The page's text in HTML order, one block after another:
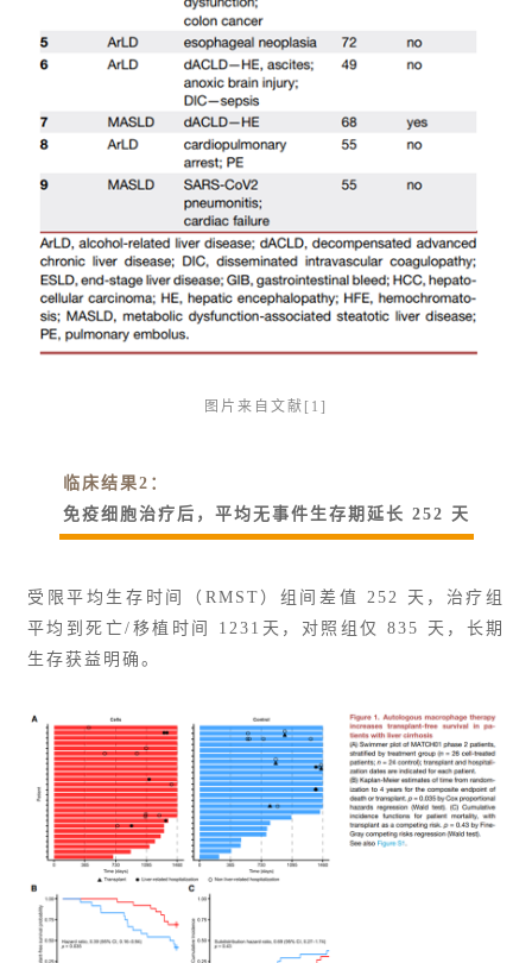
图片来自文献[1]
临床结果2：
免疫细胞治疗后，平均无事件生存期延长 252 天
受限平均生存时间（RMST）组间差值 252 天，治疗组
平均到死亡/移植时间 1231天，对照组仅 835 天，长期
生存获益明确。